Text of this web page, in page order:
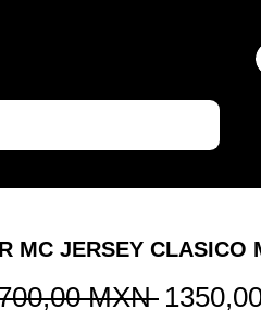
MC JERSEY CLASICO
MXN Precio